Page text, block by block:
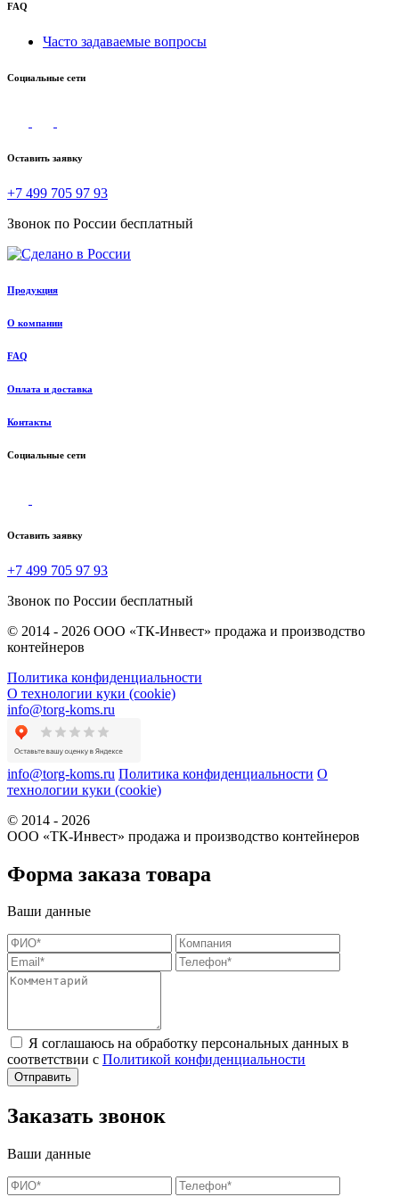
FAQ
Часто задаваемые вопросы
Социальные сети
Оставить заявку
+7 499 705 97 93
Звонок по России бесплатный
Продукция
О компании
FAQ
Оплата и доставка
Контакты
Социальные сети
Оставить заявку
+7 499 705 97 93
Звонок по России бесплатный
© 2014 - 2026 ООО «ТК-Инвест» продажа и производство
контейнеров
Политика конфиденциальности
О технологии куки (cookie)
info@torg-koms.ru
info@torg-koms.ru Политика конфиденциальности О
технологии куки (cookie)
© 2014 - 2026
ООО «ТК-Инвест» продажа и производство контейнеров
Форма заказа товара
Ваши данные
Я соглашаюсь на обработку персональных данных в
соответствии с Политикой конфиденциальности
Заказать звонок
Ваши данные